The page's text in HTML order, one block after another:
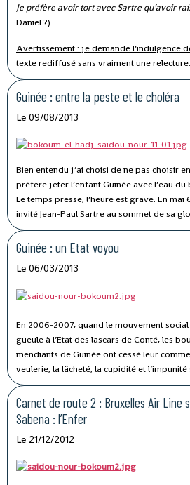
Je préfère avoir tort avec Sartre qu’avoir
Daniel ?)
Avertissement : je demande l’indulgence
texte rediffusé sans vraiment une
Guinée : entre la peste et le choléra
Le 09/08/2013
Bien entendu j’ai choisi de ne pas choisir
préfère jeter l’enfant Guinée avec l’eau du
Le temps presse, l’heure est grave. En mai
invité Jean-Paul Sartre au sommet de sa
mamayas (chienlit, disait de Gaulle), ce
qu’ils avaient prise comme la Bastille.
l’avertissement inscrit devant son pupitre :
Guinée : un Etat voyou
Le 06/03/2013
En 2006-2007, quand le mouvement
gueule à l’Etat des lascars de Conté, les
mendiants de Guinée ont cessé leur
veulerie, la lâcheté, la cupidité et
Carnet de route 2 : Bruxelles Air Line
Sabena : l’Enfer
Le 21/12/2012